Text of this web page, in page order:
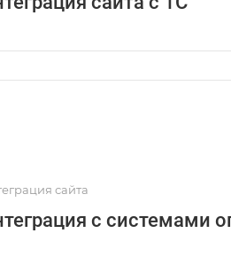
сайта
с системами